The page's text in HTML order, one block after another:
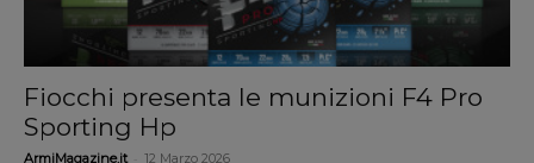
Fiocchi presenta le munizioni F4 Pro
Sporting Hp
ArmiMagazine.it 12 Marzo 2026